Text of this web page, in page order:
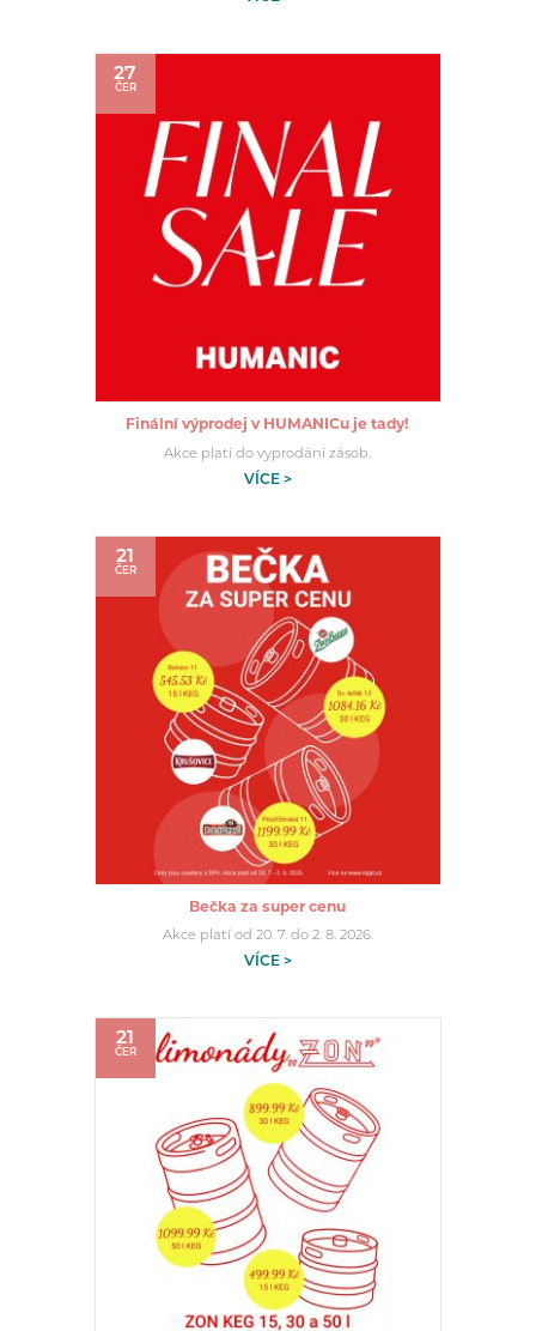
27
ČER
Finální výprodej v HUMANICu je tady!
Akce platí do vyprodání zásob.
VÍCE >
21
ČER
Bečka za super cenu
Akce platí od 20. 7. do 2. 8. 2026.
VÍCE >
21
ČER